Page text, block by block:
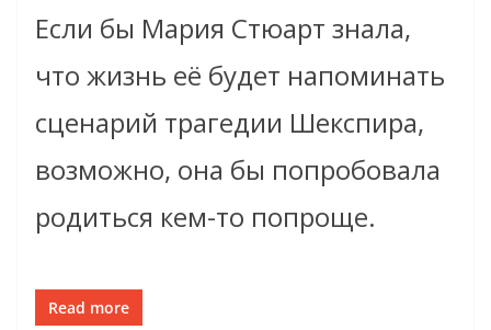
Если бы Мария Стюарт знала,
что жизнь её будет напоминать
сценарий трагедии Шекспира,
возможно, она бы попробовала
родиться кем-то попроще.
Read more